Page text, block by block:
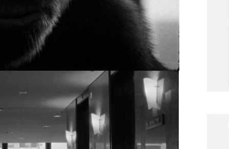
de bureau de 45 ans croise le regard
qui le pousse à prendre une